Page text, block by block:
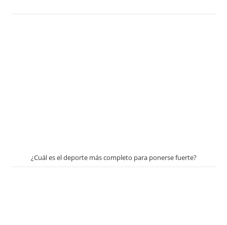
¿Cuál es el deporte más completo para ponerse fuerte?